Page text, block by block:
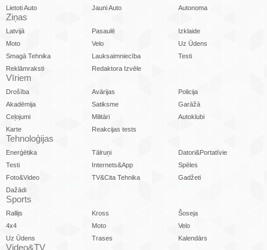
Lietoti Auto Jauni Auto Autonoma
Ziņas
Latvijā Pasaulē
Izklaide
Moto
Velo
Uz Ūdens
Smagā Tehnika
Lauksaimniecība
Testi
Reklāmraksti
Redaktora Izvēle
Vīriem
Drošība Avārijas
Policija
Akadēmija
Satiksme
Garāžā
Ceļojumi
Militāri
Autoklubi
Karte
Reakcijas tests
Tehnoloģijas
Enerģētika Tālruņi
Datori&Portatīvie
Testi
Internets&App
Spēles
Foto&Video
TV&Cita Tehnika
Gadžeti
Dažādi
Sports
Rallijs Kross
Šoseja
4x4
Moto
Velo
Uz Ūdens
Trases Kalendārs
Video&TV